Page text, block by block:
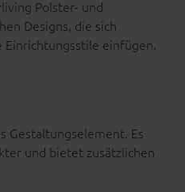
Polster- und
Designs, die sich
Einrichtungsstile einfügen.
Gestaltungselement. Es
und bietet zusätzlichen